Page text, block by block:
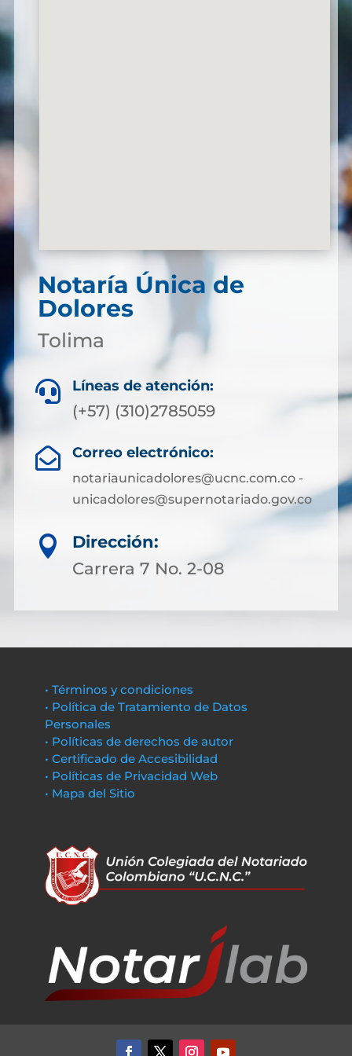
Notaría Única de
Dolores
Tolima
 Líneas de atención:
(+57) (310)2785059
 Correo electrónico:
notariaunicadolores@ucnc.com.co -
unicadolores@supernotariado.gov.co

Dirección:
Carrera 7 No. 2-08
• Términos y condiciones
• Política de Tratamiento de Datos
Personales
• Políticas de derechos de autor
• Certificado de Accesibilidad
• Políticas de Privacidad Web
• Mapa del Sitio